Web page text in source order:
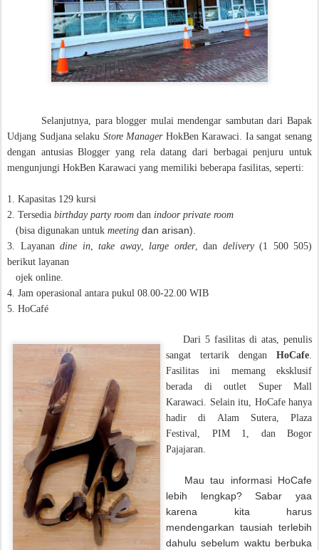
Selanjutnya, para blogger mulai mendengar sambutan dari Bapak
Udjang Sudjana selaku Store ManagerHokBen Karawaci. Ia sangat senang
dengan antusias Blogger yang rela datang dari berbagai penjuru untuk
mengunjungi HokBen Karawaci yang memiliki beberapa fasilitas, seperti:
1. Kapasitas 129 kursi
2. Tersedia birthday party room dan indoor private room
(bisa digunakan untuk meeting dan arisan).
3. Layanan dine in, take away, large order, dan delivery(1 500 505)
berikut layanan
ojek online.
4. Jam operasional antara pukul 08.00-22.00 WIB
5. HoCafé
Dari 5 fasilitas di atas, penulis
sangat tertarik dengan HoCafe.
Fasilitas ini memang eksklusif
berada di outlet Super Mall
Karawaci. Selain itu, HoCafe hanya
hadir di Alam Sutera, Plaza
Festival, PIM 1, dan Bogor
Pajajaran.
Mau tau informasi HoCafe
lebih lengkap? Sabar yaa
karena kita harus
mendengarkan tausiah terlebih
dahulu sebelum waktu berbuka